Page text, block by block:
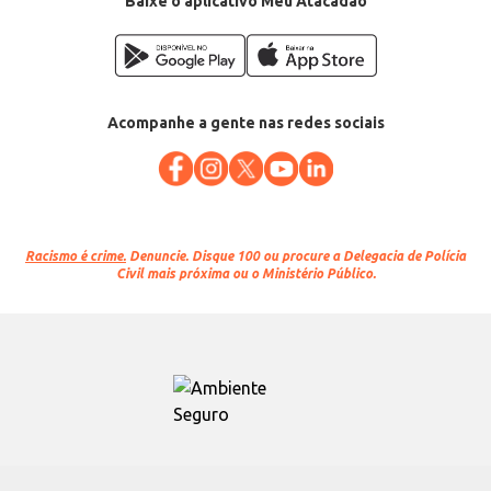
Acompanhe a gente nas redes sociais
Racismo é crime. Denuncie. Disque 100 ou procure a Delegacia de Polícia
Civil mais próxima ou o Ministério Público.